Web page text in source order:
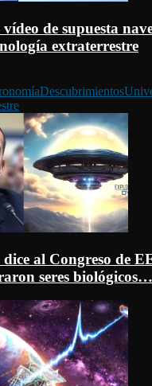
de supuesta
extraterrestre
Descubrimientos
dice al Congreso de
seres biológicos…